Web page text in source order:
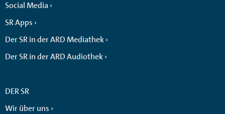
Social Media
SR Apps
Der SR in der ARD Mediathek
Der SR in der ARD Audiothek
DER SR
Wir über uns